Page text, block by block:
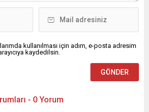
kullanılması için adım, e-posta adresim
kaydedilsin.
- 0 Yorum